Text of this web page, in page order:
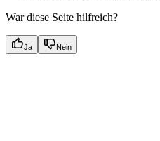
War diese Seite hilfreich?
Ja Nein